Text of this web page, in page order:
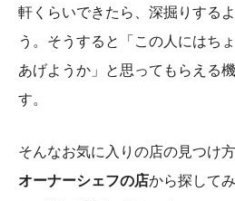
軒くらいできたら、深掘りする
う。そうすると「この人にはち
あげようか」と思ってもらえる
す。
そんなお気に入りの店の見つけ方
オーナーシェフの店から探して